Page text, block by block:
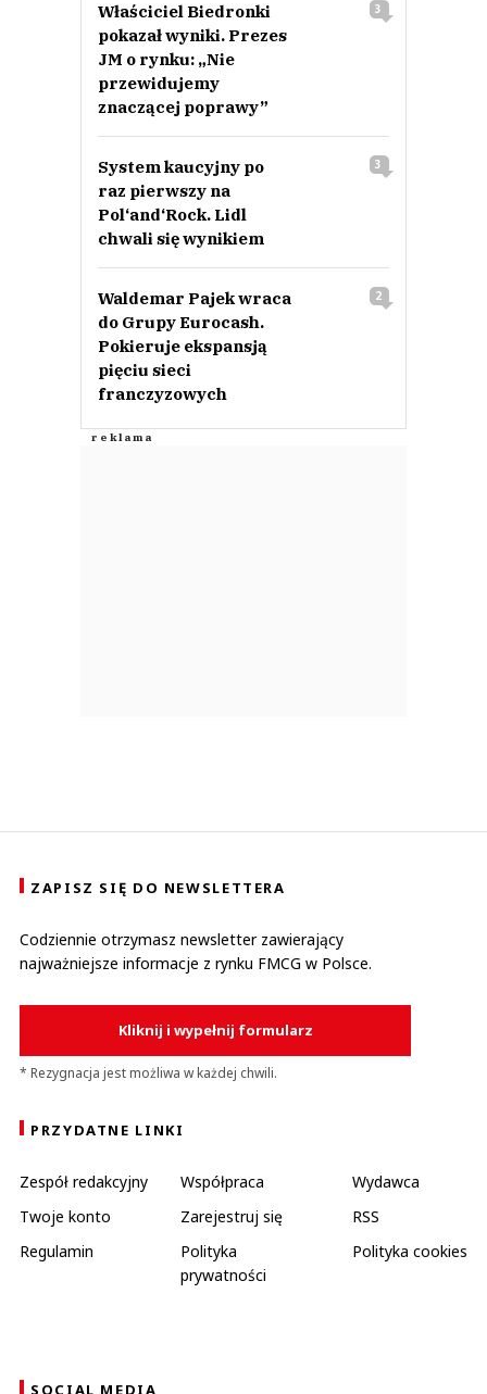
Właściciel Biedronki
pokazał wyniki. Prezes
JM o rynku: „Nie
przewidujemy
znaczącej poprawy”
3
System kaucyjny po
raz pierwszy na
Pol‘and‘Rock. Lidl
chwali się wynikiem
3
Waldemar Pajek wraca
do Grupy Eurocash.
Pokieruje ekspansją
pięciu sieci
franczyzowych
2
ZAPISZ SIĘ DO NEWSLETTERA
Codziennie otrzymasz newsletter zawierający
najważniejsze informacje z rynku FMCG w Polsce.
Kliknij i wypełnij formularz
* Rezygnacja jest możliwa w każdej chwili.
PRZYDATNE LINKI
Zespół redakcyjny Współpraca
Wydawca
Twoje konto
Zarejestruj się
RSS
Regulamin
Polityka
prywatności
Polityka cookies
SOCIAL MEDIA